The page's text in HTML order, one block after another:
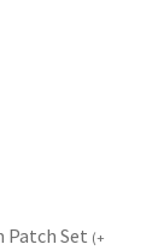
Patch Set (+